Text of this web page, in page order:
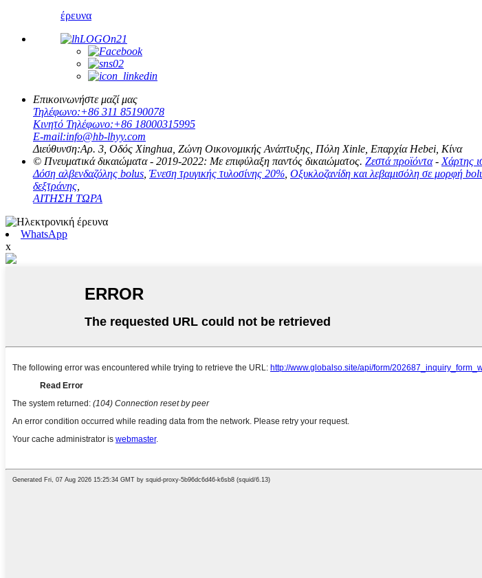
έρευνα
Επικοινωνήστε μαζί μας
Τηλέφωνο:+86 311 85190078
Κινητό Τηλέφωνο:+86 18000315995
E-mail:info@hb-lhyy.com
Διεύθυνση:Αρ. 3, Οδός Xinghua, Ζώνη Οικονομικής Ανάπτυξης, Πόλη Xinle, Επαρχία Hebei, Κίνα
© Πνευματικά δικαιώματα - 2019-2022: Με επιφύλαξη παντός δικαιώματος. Ζεστά προϊόντα-Χάρτης
Δόση αλβενδαζόλης bolus, Ένεση τρυγικής τυλοσίνης 20%, Οξυκλοζανίδη και λεβαμισόλη σε μορφή
δεξτράνης,
ΑΙΤΗΣΗ ΤΩΡΑ
WhatsApp
x